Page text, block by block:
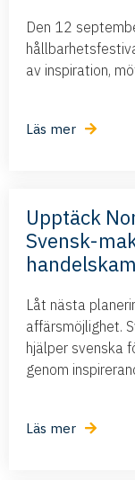
Den 12
av inspiration,
Läs mer
Upptäck
Svensk-
Låt nästa
affärsmöjlighet.
hjälper svenska
genom
Läs mer